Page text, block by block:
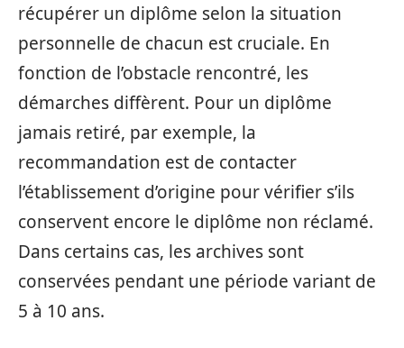
récupérer un diplôme selon la situation
personnelle de chacun est cruciale. En
fonction de l’obstacle rencontré, les
démarches diffèrent. Pour un diplôme
jamais retiré, par exemple, la
recommandation est de contacter
l’établissement d’origine pour vérifier s’ils
conservent encore le diplôme non réclamé.
Dans certains cas, les archives sont
conservées pendant une période variant de
5 à 10 ans.